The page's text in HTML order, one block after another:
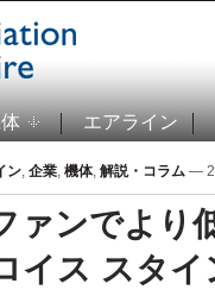
エアライン
ン, 企業, 機体, 解説・コラム —
ァンでより
イス スタイ